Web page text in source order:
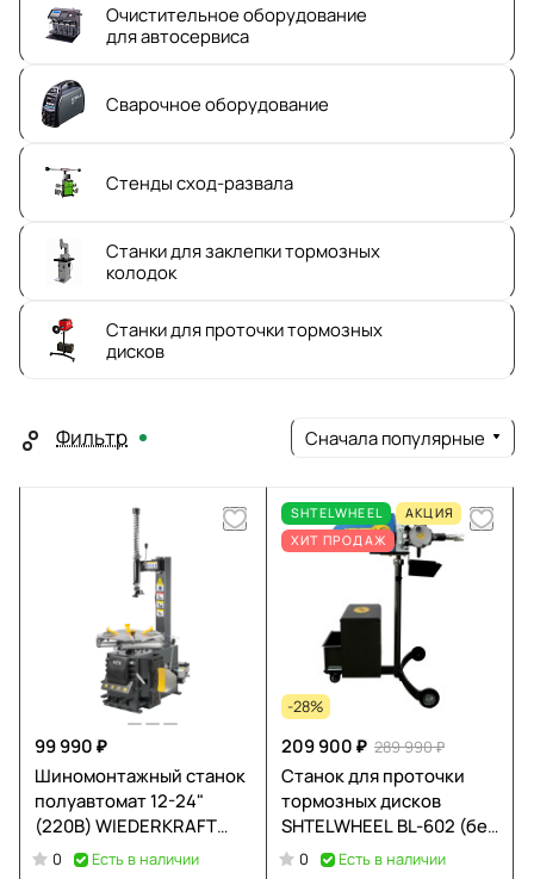
Очистительное оборудование
для автосервиса
Сварочное оборудование
Стенды сход-развала
Станки для заклепки тормозных
колодок
Станки для проточки тормозных
дисков
Фильтр Сначала популярные
99 990 ₽
Шиномонтажный станок
полуавтомат 12-24"
(220В) WIEDERKRAFT
WDK-700322
0 Есть в наличии
SHTELWHEEL
АКЦИЯ
ХИТ ПРОДАЖ
-28%
209 900 ₽ 289 990 ₽
Станок для проточки
тормозных дисков
SHTELWHEEL BL-602 (без
снятия и со снятием
0 Есть в наличии